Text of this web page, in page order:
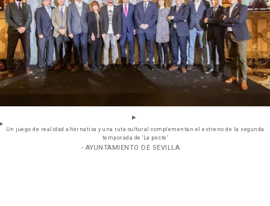
Un juego de realidad alternativa y una ruta cultural complementan el estreno de la segunda
temporada de 'La peste'
- AYUNTAMIENTO DE SEVILLA